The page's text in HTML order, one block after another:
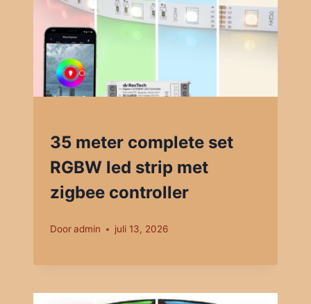
35 meter complete set
RGBW led strip met
zigbee controller
Dooradmin juli 13, 2026